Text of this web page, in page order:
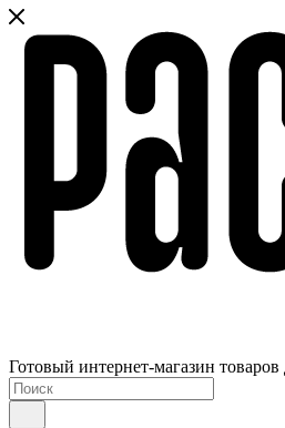
Готовый интернет-магазин товаров